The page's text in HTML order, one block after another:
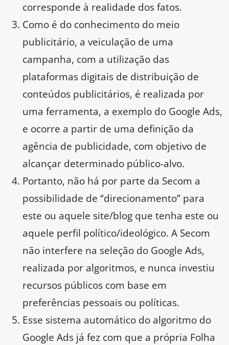
corresponde à realidade dos fatos.
Como é do conhecimento do meio
publicitário, a veiculação de uma
campanha, com a utilização das
plataformas digitais de distribuição de
conteúdos publicitários, é realizada por
uma ferramenta, a exemplo do Google Ads,
e ocorre a partir de uma definição da
agência de publicidade, com objetivo de
alcançar determinado público-alvo.
Portanto, não há por parte da Secom a
possibilidade de “direcionamento” para
este ou aquele site/blog que tenha este ou
aquele perfil político/ideológico. A Secom
não interfere na seleção do Google Ads,
realizada por algoritmos, e nunca investiu
recursos públicos com base em
preferências pessoais ou políticas.
Esse sistema automático do algoritmo do
Google Ads já fez com que a própria Folha